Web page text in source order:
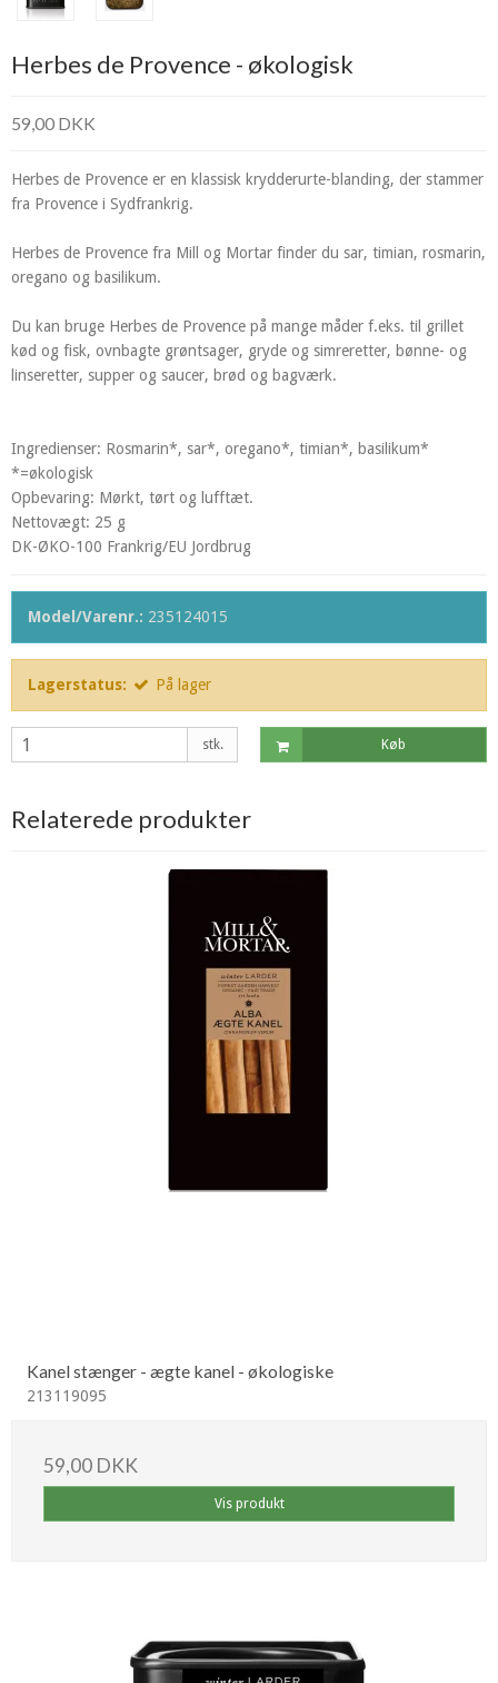
Herbes de Provence - økologisk
59,00 DKK
Herbes de Provence er en klassisk krydderurte-blanding, der stammer
fra Provence i Sydfrankrig.
Herbes de Provence fra Mill og Mortar finder du sar, timian, rosmarin,
oregano og basilikum.
Du kan bruge Herbes de Provence på mange måder f.eks. til grillet
kød og fisk, ovnbagte grøntsager, gryde og simreretter, bønne- og
linseretter, supper og saucer, brød og bagværk.
Ingredienser: Rosmarin*, sar*, oregano*, timian*, basilikum*
*=økologisk
Opbevaring: Mørkt, tørt og lufftæt.
Nettovægt: 25 g
DK-ØKO-100 Frankrig/EU Jordbrug
Model/Varenr.: 235124015
Lagerstatus: På lager
stk. Køb
Relaterede produkter
Kanel stænger - ægte kanel - økologiske
213119095
59,00 DKK
Vis produkt